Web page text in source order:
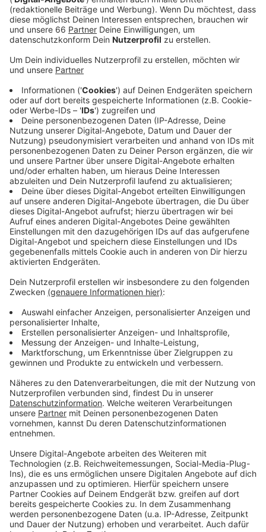
gesucht, heißt es von der NGG. Supermarktkasse
statt Biertheke oder Küche. Das ist die aktuelle
Situation laut der Gewerkschaft Nahrung-Genuss-
Gaststätten.
Veröffentlicht:Dienstag, 06.07.2021 13:55
Anzeige
Sie beruft sich auf die jüngsten Zahlen der
Arbeitsagentur, wonach fast 6.000 Köche,
Servicekräfte und Hotelangestellte ihren Job an den
Nagel gehängt haben. Das ist in Düsseldorf fast jeder
vierte Beschäftigte in der Branche. Die Gewerkschaft
macht insbesondere die Einkommenseinbußen durch
die Kurzarbeit dafür verantwortlich, aber auch vor
Corona hätte das Gastgewerbe nicht gerade für rosige
Arbeitsbedingungen gestanden. Für die Zukunft seien
Anzeige
Weitere Infos und Links zum Thema
Anzeige
Gewerkschaft NGG:
Anzeige
Anzeige